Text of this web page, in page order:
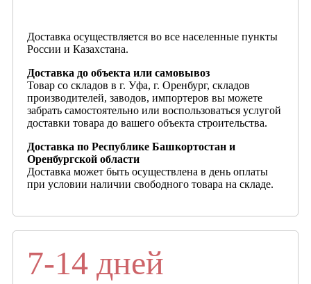
Доставка осуществляется во все населенные пункты
России и Казахстана.
Доставка до объекта или самовывоз
Товар со складов в г. Уфа, г. Оренбург, складов
производителей, заводов, импортеров вы можете
забрать самостоятельно или воспользоваться услугой
доставки товара до вашего объекта строительства.
Доставка по Республике Башкортостан и
Оренбургской области
Доставка может быть осуществлена в день оплаты
при условии наличии свободного товара на складе.
7-14 дней